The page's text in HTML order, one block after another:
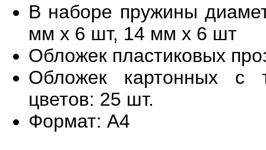
В наборе пружины
мм х 6 шт, 14 мм х 6 шт
Обложек пластиковых
Обложек картонных с
цветов: 25 шт.
Формат: А4